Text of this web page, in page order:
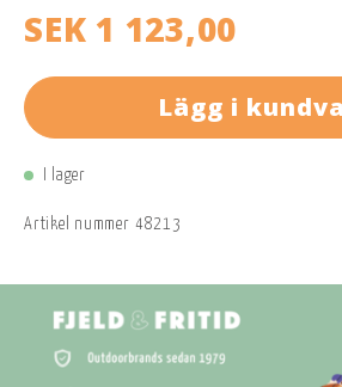
SEK 1 123,00
Lägg i
I lager
Artikel nummer 48213